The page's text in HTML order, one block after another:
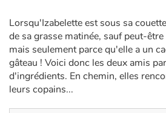
Voyage, épopée, enquête, aventure
Autour du monde
Apprentissage
Lorsqu'Izabelette est sous sa
de sa grasse matinée, sauf peut-
mais seulement parce qu'elle a un
gâteau ! Voici donc les deux amis
d'ingrédients. En chemin, elles
leurs copains...